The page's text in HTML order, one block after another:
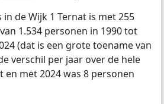
de Wijk 1 Ternat is met 255
1.534 personen in 1990 tot
(dat is een grote toename van
verschil per jaar over de hele
en met 2024 was 8 personen